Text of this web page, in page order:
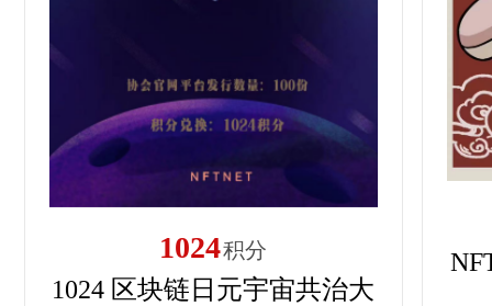
1024积分
1024 区块链日元宇宙共治大